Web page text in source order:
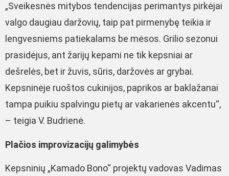
„Sveikesnės mitybos tendencijas perimantys pirkėjai
valgo daugiau daržovių, taip pat pirmenybę teikia ir
lengvesniems patiekalams be mėsos. Grilio sezonui
prasidėjus, ant žarijų kepami ne tik kepsniai ar
dešrelės, bet ir žuvis, sūris, daržovės ar grybai.
Kepsninėje ruoštos cukinijos, paprikos ar baklažanai
tampa puikiu spalvingu pietų ar vakarienės akcentu“,
– teigia V. Budrienė.
Plačios improvizacijų galimybės
Kepsninių „Kamado Bono“ projektų vadovas Vadimas